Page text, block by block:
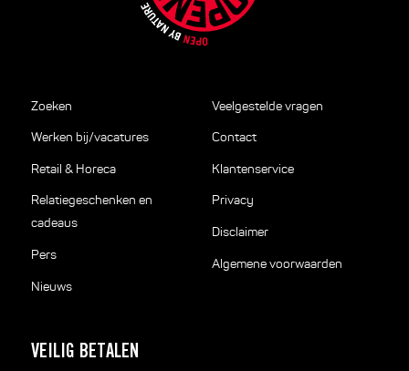
Zoeken
Werken bij/vacatures
Retail & Horeca
Relatiegeschenken en
cadeaus
Pers
Nieuws
Veelgestelde vragen
Contact
Klantenservice
Privacy
Disclaimer
Algemene voorwaarden
VEILIG BETALEN